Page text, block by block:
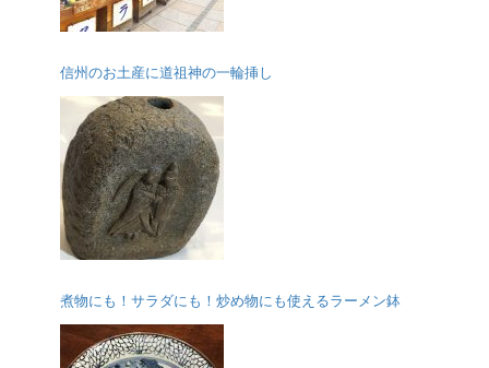
信州のお土産に道祖神の一輪挿し
煮物にも！サラダにも！炒め物にも使えるラーメン鉢